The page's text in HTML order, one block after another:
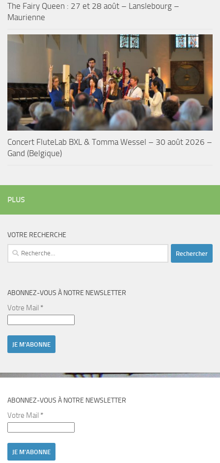
The Fairy Queen : 27 et 28 août – Lanslebourg –
Maurienne
Concert FluteLab BXL & Tomma Wessel – 30 août 2026 –
Gand (Belgique)
PLUS
VOTRE RECHERCHE
Rechercher :
ABONNEZ-VOUS À NOTRE NEWSLETTER
Votre Mail *
ABONNEZ-VOUS À NOTRE NEWSLETTER
Votre Mail *